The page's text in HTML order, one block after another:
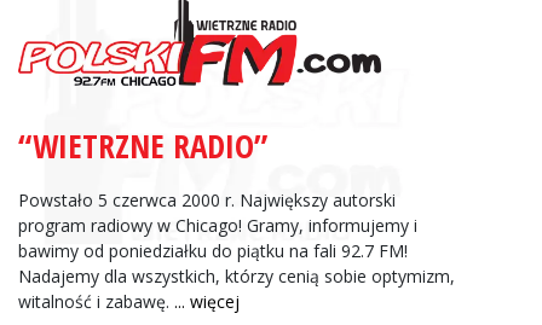
“WIETRZNE RADIO”
Powstało 5 czerwca 2000 r. Największy autorski
program radiowy w Chicago! Gramy, informujemy i
bawimy od poniedziałku do piątku na fali 92.7 FM!
Nadajemy dla wszystkich, którzy cenią sobie optymizm,
witalność i zabawę. ... więcej